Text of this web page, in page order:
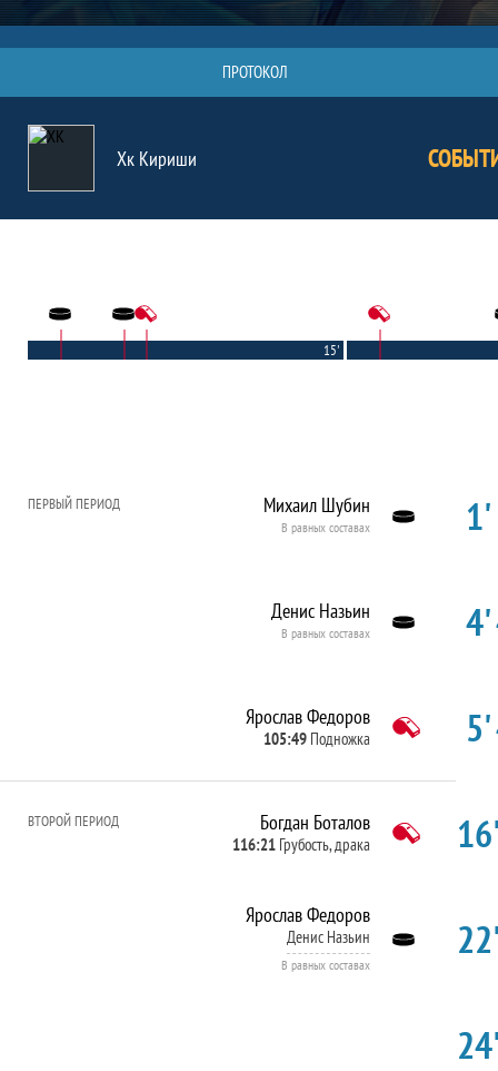
ПРОТОКОЛ
Хк Кириши
15'
ПЕРВЫЙ ПЕРИОД Михаил Шубин
В равных составах
Денис Назьин
В равных составах
Ярослав Федоров
105:49 Подножка
ВТОРОЙ ПЕРИОД Богдан Боталов
116:21 Грубость, драка
Ярослав Федоров
Денис Назьин
В равных составах